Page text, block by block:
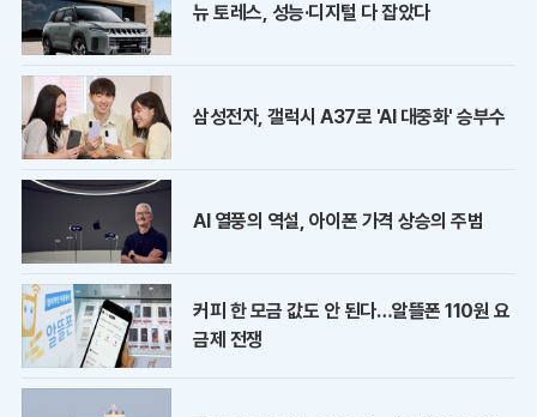
뉴 토레스, 성능·디지털 다 잡았다
삼성전자, 갤럭시 A37로 'AI 대중화' 승부수
AI 열풍의 역설, 아이폰 가격 상승의 주범
커피 한 모금 값도 안 된다…알뜰폰 110원 요
금제 전쟁